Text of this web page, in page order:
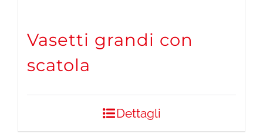
Vasetti grandi con
scatola
Dettagli